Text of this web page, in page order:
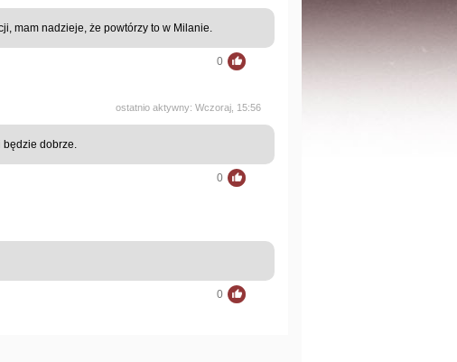
mam nadzieje, że powtórzy to w Milanie.
0
ostatnio aktywny: Wczoraj, 15:56
dobrze.
0
0